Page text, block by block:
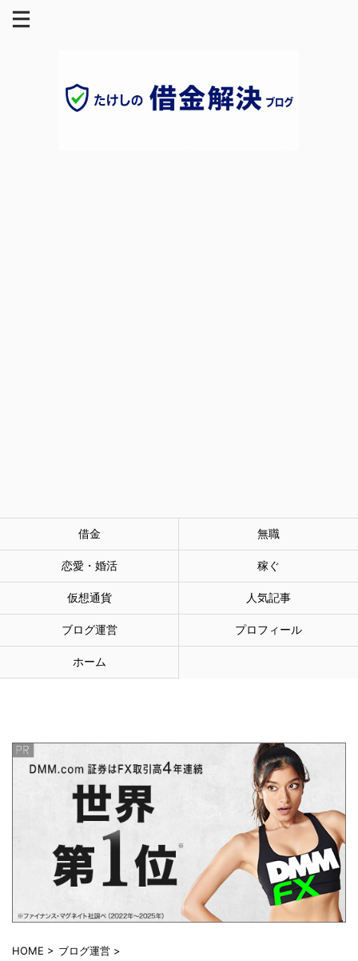
借金 無職
恋愛・婚活 稼ぐ
仮想通貨 人気記事
ブログ運営 プロフィール
ホーム
HOME > ブログ運営 >